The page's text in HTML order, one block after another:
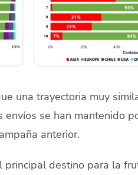
una trayectoria muy
se han mantenido
anterior.
principal destino para la